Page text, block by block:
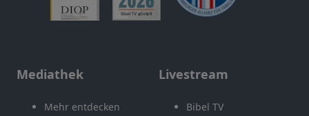
Mediathek
Mehr entdecken
Livestream
Bibel TV